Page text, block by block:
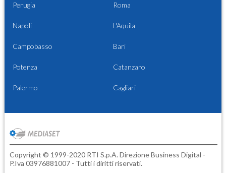
Perugia Roma
Napoli L'Aquila
Campobasso Bari
Potenza Catanzaro
Palermo Cagliari
Copyright © 1999-2020 RTI S.p.A. Direzione Business Digital -
P.Iva 03976881007 - Tutti i diritti riservati.